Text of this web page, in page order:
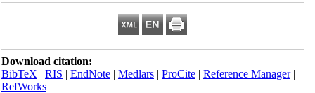
BibTeX|RIS|EndNote